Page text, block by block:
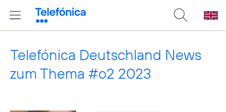
Telefónica Deutschland News
zum Thema #o2 2023